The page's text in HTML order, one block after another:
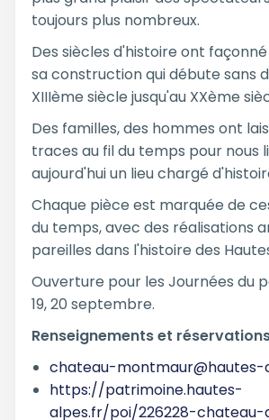
toujours plus nombreux.
Des siècles d'histoire ont
sa construction qui débute sans
XIIIème siècle jusqu'au XXème
Des familles, des hommes ont
traces au fil du temps pour nous
aujourd'hui un lieu chargé
Chaque pièce est marquée de
du temps, avec des réalisations
pareilles dans l'histoire des
Ouverture pour les Journées du
19, 20 septembre.
Renseignements et
chateau-montmaur@hautes-
https://patrimoine.hautes-
alpes.fr/poi/226228-chateau-